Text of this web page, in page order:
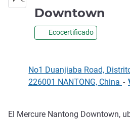
Downtown
Ecocertificado
No1 Duanjiaba Road,
226001 NANTONG, China -
El Mercure Nantong Downtown,